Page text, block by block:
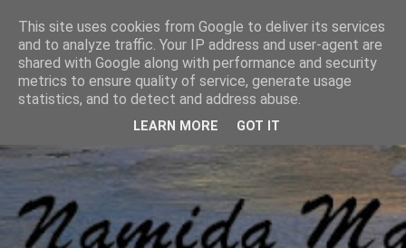
This site uses cookies from Google to deliver its services
and to analyze traffic. Your IP address and user-agent are
shared with Google along with performance and security
metrics to ensure quality of service, generate usage
statistics, and to detect and address abuse.
LEARN MORE GOT IT